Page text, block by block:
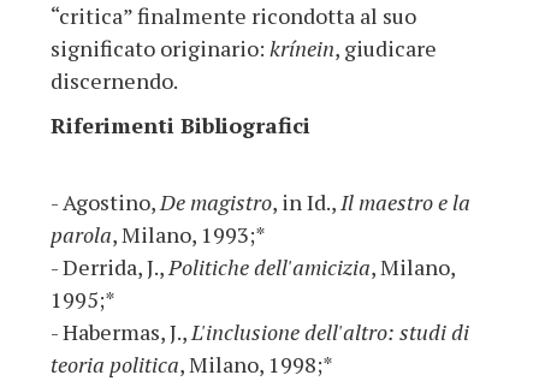
“critica” finalmente ricondotta al suo
significato originario: krínein, giudicare
discernendo.
Riferimenti Bibliografici
- Agostino,De magistro, in Id.,Il maestro e la
parola, Milano, 1993;*
- Derrida, J.,Politiche dell'amicizia, Milano,
1995;*
- Habermas, J.,L'inclusione dell'altro: studi di
teoria politica, Milano, 1998;*